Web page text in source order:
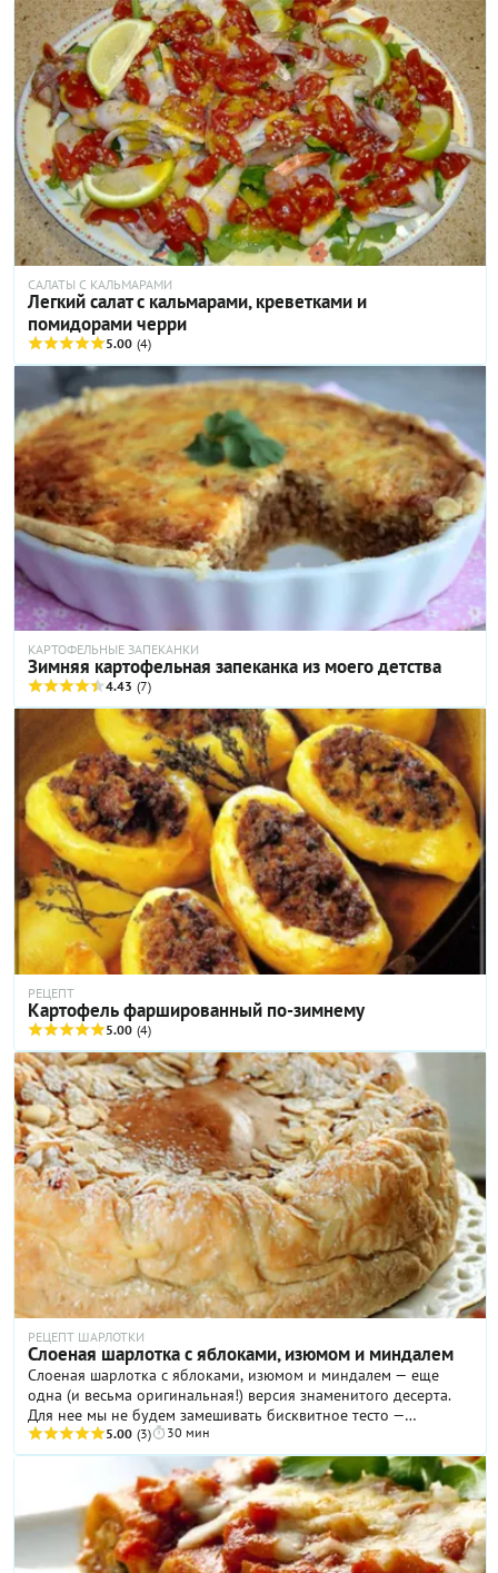
САЛАТЫ С КАЛЬМАРАМИ
Легкий салат с кальмарами, креветками и
помидорами черри
5.00 (4)
КАРТОФЕЛЬНЫЕ ЗАПЕКАНКИ
Зимняя картофельная запеканка из моего детства
4.43 (7)
РЕЦЕПТ
Картофель фаршированный по-зимнему
5.00 (4)
РЕЦЕПТ ШАРЛОТКИ
Слоеная шарлотка с яблоками, изюмом и миндалем
Слоеная шарлотка с яблоками, изюмом и миндалем — еще
одна (и весьма оригинальная!) версия знаменитого десерта.
Для нее мы не будем замешивать бисквитное тесто —
используем готовое слоеное дрожжевое. Нежные и воздушные,
слегка хрустящие слои будут интересно контрастировать в
этом пироге с сочной кислинкой яблок, сладостью
распаренного изюма и пикантной хрусткостью жареного
миндаля. А кухня, как и весь дом, в процессе приготовления
наполнится волнующими ароматами корицы и ванили,
которые создадут неповторимую атмосферу уюта. Да, эта
5.00 (3) 30 мин